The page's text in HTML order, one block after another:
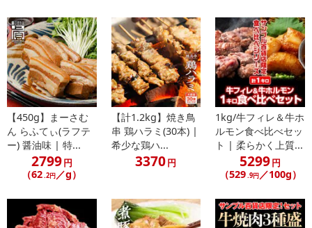
【450g】まーさむ
ん らふてぃ(ラフテ
ー) 醤油味 | 特...
2799円
（62 .2円 ／g）
【計1.2kg】焼き鳥
串 鶏ハラミ(30本) |
希少な鶏ハ...
3370円
1kg/牛フィレ＆牛ホ
ルモン食べ比べセッ
ト | 柔らかく上質...
5299円
（529 .9円／100g）